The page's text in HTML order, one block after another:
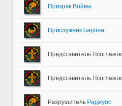
Призрак Войны
Прислужник Барона
Представитель Псоглавов
Представитель Псоглавов
Разрушитель Раджуос